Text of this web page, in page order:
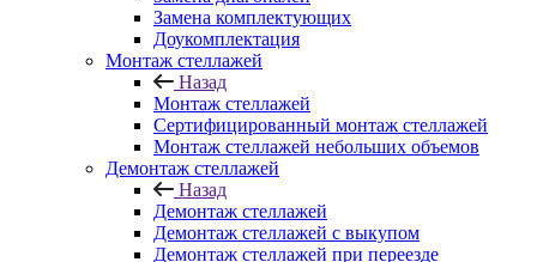
Замена комплектующих
Доукомплектация
Монтаж стеллажей
Назад
Монтаж стеллажей
Сертифицированный монтаж стеллажей
Монтаж стеллажей небольших объемов
Демонтаж стеллажей
Назад
Демонтаж стеллажей
Демонтаж стеллажей с выкупом
Демонтаж стеллажей при переезде